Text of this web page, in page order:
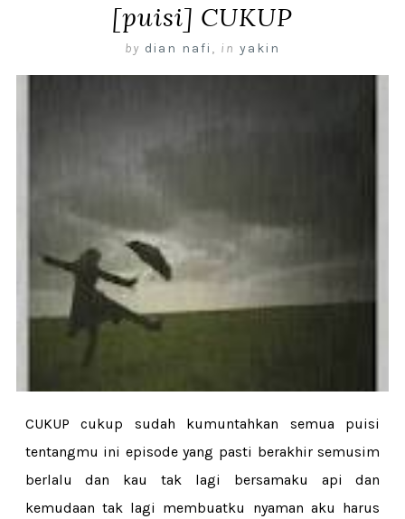
[puisi] CUKUP
by dian nafi , in yakin
CUKUP cukup sudah kumuntahkan semua puisi
tentangmu ini episode yang pasti berakhir semusim
berlalu dan kau tak lagi bersamaku api dan
kemudaan tak lagi membuatku nyaman aku harus